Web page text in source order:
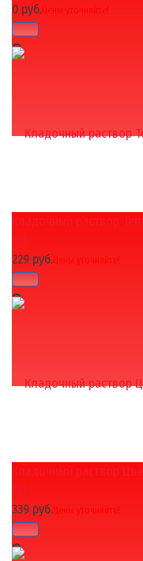
избранное
0 руб.Цены уточняйте!
избранное
Кладочный раствор
(0)
229 руб.Цены уточняйте!
Кладочный раствор
(0)
339 руб.Цены уточняйте!